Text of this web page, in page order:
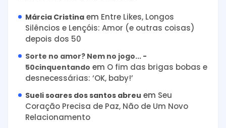
Márcia Cristina em Entre Likes, Longos
Silêncios e Lençóis: Amor (e outras coisas)
depois dos 50
Sorte no amor? Nem no jogo... -
50cinquentando em O fim das brigas bobas e
desnecessárias: ‘OK, baby!’
Sueli soares dos santos abreu em Seu
Coração Precisa de Paz, Não de Um Novo
Relacionamento